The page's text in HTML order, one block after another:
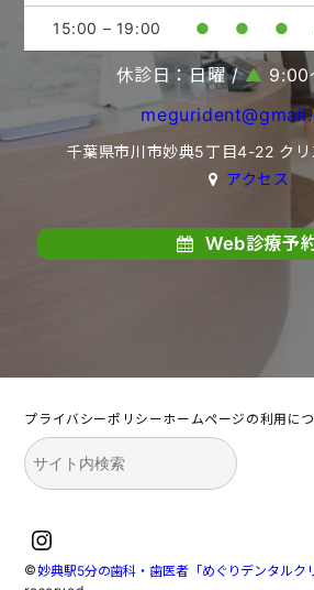
15:00 – 19:00 ● ● ●
休診日：日曜 /▲ 9:00
千葉県市川市妙典5丁目4-22 ク
アクセス
Web診療予
プライバシーポリシーホームページの利用に
検
索
Instagram
©妙典駅5分の歯科・歯医者「めぐりデンタルク